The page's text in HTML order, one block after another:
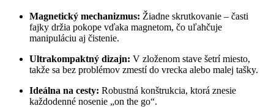
Magnetický mechanizmus: Žiadne skrutkovanie – časti
fajky držia pokope vďaka magnetom, čo uľahčuje
manipuláciu aj čistenie.
Ultrakompaktný dizajn: V zloženom stave šetrí miesto,
takže sa bez problémov zmestí do vrecka alebo malej tašky.
Ideálna na cesty: Robustná konštrukcia, ktorá znesie
každodenné nosenie „on the go“.